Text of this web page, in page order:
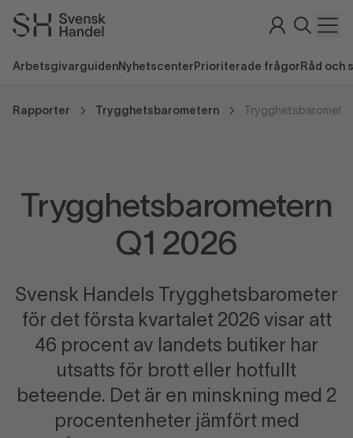
Arbetsgivarguiden Nyhetscenter Prioriterade frågor Råd och
Rapporter Trygghetsbarometern
Trygghetsbarometern
Q1 2026
Svensk Handels Trygghetsbarometer
för det första kvartalet 2026 visar att
46 procent av landets butiker har
utsatts för brott eller hotfullt
beteende. Det är en minskning med 2
procentenheter jämfört med